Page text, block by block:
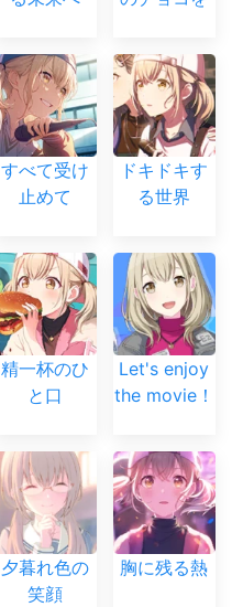
すべて受け
止めて
ドキドキす
る世界
精一杯のひ
と口
Let's enjoy
the movie！
夕暮れ色の
笑顔
胸に残る熱